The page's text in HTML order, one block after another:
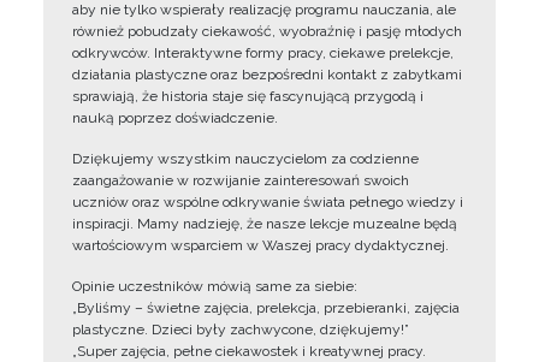
aby nie tylko wspierały realizację programu nauczania, ale
również pobudzały ciekawość, wyobraźnię i pasję młodych
odkrywców. Interaktywne formy pracy, ciekawe prelekcje,
działania plastyczne oraz bezpośredni kontakt z zabytkami
sprawiają, że historia staje się fascynującą przygodą i
nauką poprzez doświadczenie.
Dziękujemy wszystkim nauczycielom za codzienne
zaangażowanie w rozwijanie zainteresowań swoich
uczniów oraz wspólne odkrywanie świata pełnego wiedzy i
inspiracji. Mamy nadzieję, że nasze lekcje muzealne będą
wartościowym wsparciem w Waszej pracy dydaktycznej.
Opinie uczestników mówią same za siebie:
„Byliśmy – świetne zajęcia, prelekcja, przebieranki, zajęcia
plastyczne. Dzieci były zachwycone, dziękujemy!”
„Super zajęcia, pełne ciekawostek i kreatywnej pracy.